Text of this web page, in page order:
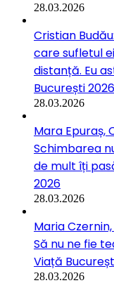
28.03.2026
Cristian
care sufletul
distanță. Eu
București 2026
28.03.2026
Mara Epuraș,
Schimbarea
de mult îți
2026
28.03.2026
Maria
Să nu ne fie
Viață
28.03.2026